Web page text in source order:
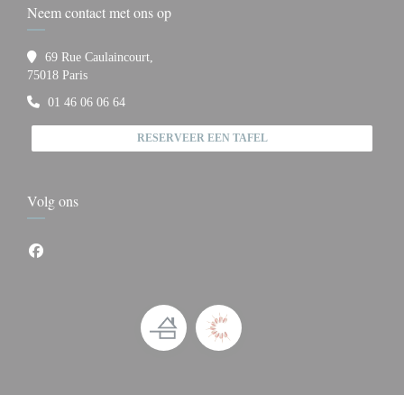
Neem contact met ons op
69 Rue Caulaincourt,
75018 Paris((opent in een nieuw venster))
01 46 06 06 64
RESERVEER EEN TAFEL
Volg ons
Facebook ((opent in een nieuw venster))